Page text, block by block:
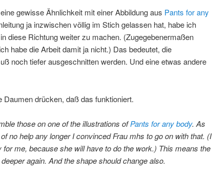
gewisse Ähnlichkeit mit einer Abbildung aus Pants for any
ja inzwischen völlig im Stich gelassen hat, habe ich
diese Richtung weiter zu machen. (Zugegebenermaßen
habe die Arbeit damit ja nicht.) Das bedeutet, die
noch tiefer ausgeschnitten werden. Und eine etwas andere
Daumen drücken, daß das funktioniert.
those on one of the illustrations ofPants for any body. As
no help any longer I convinced Frau mhs to go on with that. (I
for me, because she will have to do the work.) This means the
again. And the shape should change also.